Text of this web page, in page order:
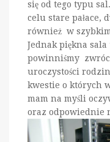
się od tego typu
celu stare pałace,
również w
Jednak piękna
powinniśmy
uroczystości
kwestie o których
mam na myśli
oraz odpowiednie